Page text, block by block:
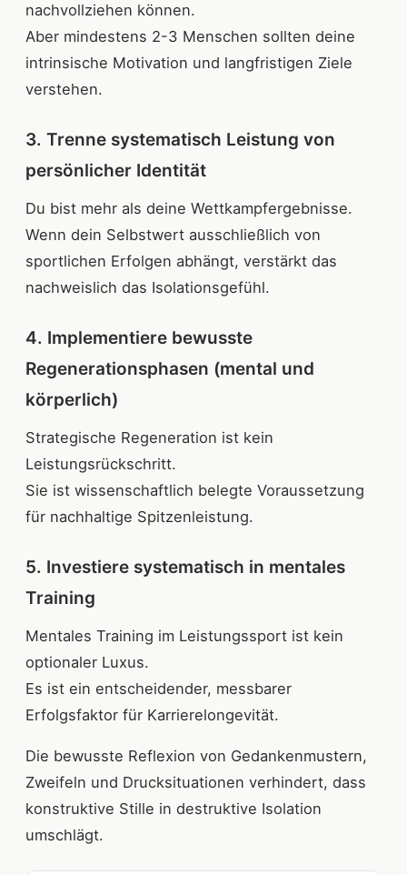
nachvollziehen können.
Aber mindestens 2-3 Menschen sollten deine
intrinsische Motivation und langfristigen Ziele
verstehen.
3. Trenne systematisch Leistung von
persönlicher Identität
Du bist mehr als deine Wettkampfergebnisse.
Wenn dein Selbstwert ausschließlich von
sportlichen Erfolgen abhängt, verstärkt das
nachweislich das Isolationsgefühl.
4. Implementiere bewusste
Regenerationsphasen (mental und
körperlich)
Strategische Regeneration ist kein
Leistungsrückschritt.
Sie ist wissenschaftlich belegte Voraussetzung
für nachhaltige Spitzenleistung.
5. Investiere systematisch in mentales
Training
Mentales Training im Leistungssport ist kein
optionaler Luxus.
Es ist ein entscheidender, messbarer
Erfolgsfaktor für Karrierelongevität.
Die bewusste Reflexion von Gedankenmustern,
Zweifeln und Drucksituationen verhindert, dass
konstruktive Stille in destruktive Isolation
umschlägt.